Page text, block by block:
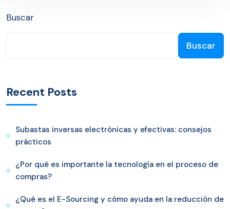
Buscar
Buscar
Recent Posts
Subastas inversas electrónicas y efectivas: consejos
prácticos
¿Por qué es importante la tecnología en el proceso de
compras?
¿Qué es el E-Sourcing y cómo ayuda en la reducción de